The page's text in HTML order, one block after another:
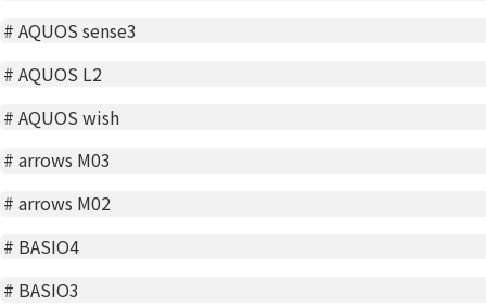
#AQUOS sense3
#AQUOS L2
#AQUOS wish
#arrows M03
#arrows M02
# BASIO4
# BASIO3